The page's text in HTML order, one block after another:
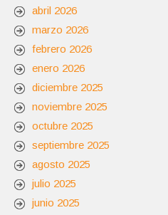
abril 2026
marzo 2026
febrero 2026
enero 2026
diciembre 2025
noviembre 2025
octubre 2025
septiembre 2025
agosto 2025
julio 2025
junio 2025